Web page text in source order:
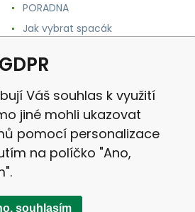
PORADNA
Jak vybrat spacák
Jak vybrat karimatku
Reklamace
Váš souhlas k využití
jiné mohli ukazovat
pomocí personalizace
na políčko "Ano,
souhlasím